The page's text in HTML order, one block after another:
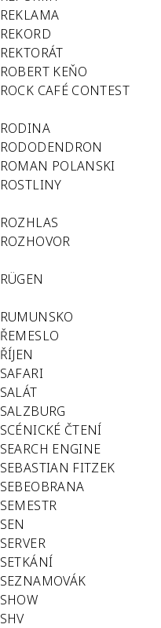
REKLAMA
REKORD
REKTORÁT
ROBERT KEŇO
ROCK CAFÉ CONTEST
RODINA
RODODENDRON
ROMAN POLANSKI
ROSTLINY
ROZHLAS
ROZHOVOR
RÜGEN
RUMUNSKO
ŘEMESLO
ŘÍJEN
SAFARI
SALÁT
SALZBURG
SCÉNICKÉ ČTENÍ
SEARCH ENGINE
SEBASTIAN FITZEK
SEBEOBRANA
SEMESTR
SEN
SERVER
SETKÁNÍ
SEZNAMOVÁK
SHOW
SHV